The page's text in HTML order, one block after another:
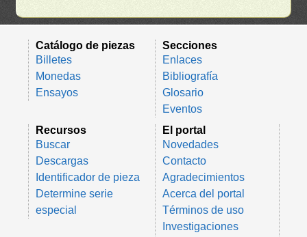
Catálogo de piezas
Billetes
Monedas
Ensayos
Secciones
Enlaces
Bibliografía
Glosario
Eventos
Recursos
Buscar
Descargas
Identificador de pieza
Determine serie
especial
El portal
Novedades
Contacto
Agradecimientos
Acerca del portal
Términos de uso
Investigaciones